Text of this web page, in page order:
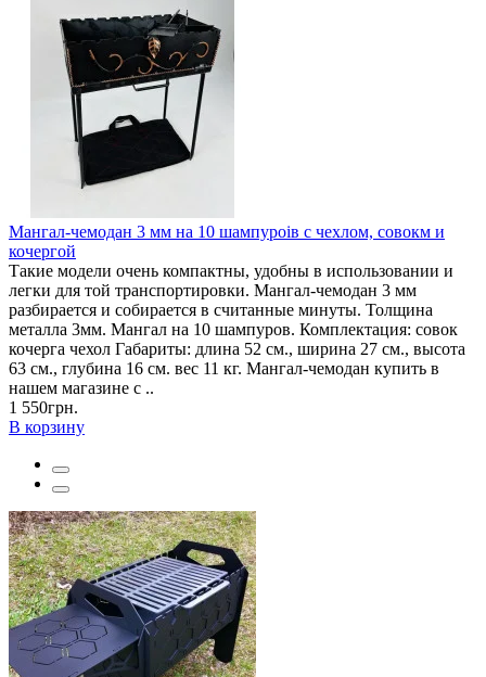
Мангал-чемодан 3 мм на 10 шампуроів с чехлом, совокм и
кочергой
Такие модели очень компактны, удобны в использовании и
легки для той транспортировки. Мангал-чемодан 3 мм
разбирается и собирается в считанные минуты. Толщина
металла 3мм. Мангал на 10 шампуров. Комплектация: совок
кочерга чехол Габариты: длина 52 см., ширина 27 см., высота
63 см., глубина 16 см. вес 11 кг. Мангал-чемодан купить в
нашем магазине с ..
1 550грн.
В корзину